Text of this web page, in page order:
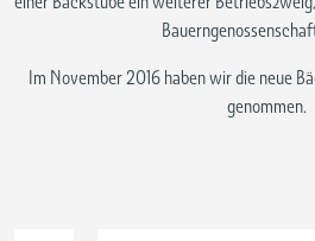
einer Backstube ein weiterer
Im November 2016 haben wir die neue
genommen.